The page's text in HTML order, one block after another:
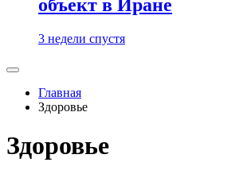
объект в Иране
3 недели спустя
Главная
Здоровье
Здоровье